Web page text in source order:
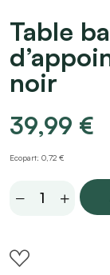
Table
noir
39,99 €
Ecopart: 0,72 €
Table
d'appoint